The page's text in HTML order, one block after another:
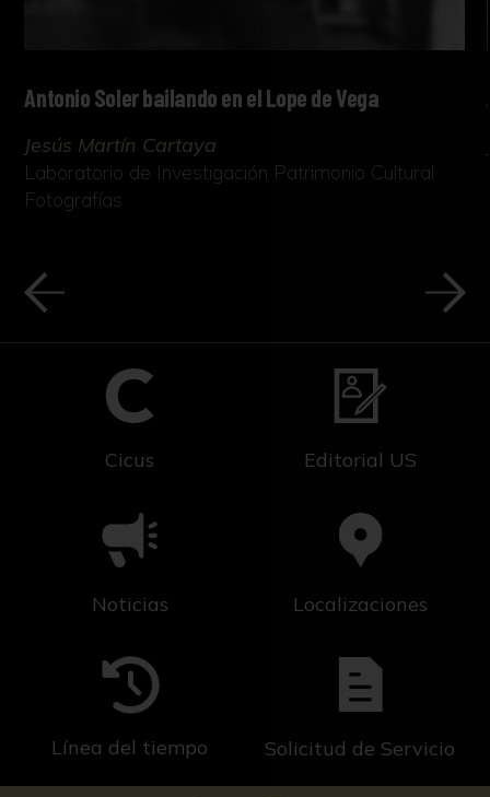
Antonio Soler bailando en el Lope de Vega
Jesús Martín Cartaya
Laboratorio de Investigación Patrimonio Cultural
Fotografías
Cicus Editorial US
Noticias Localizaciones
Línea del tiempo Solicitud de Servicio